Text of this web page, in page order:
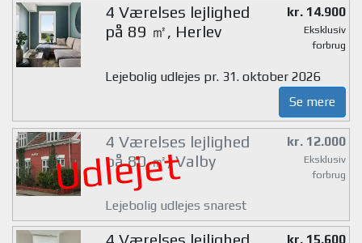
4 Værelses lejlighed
på 89 ㎡, Herlev
kr. 14.900
Eksklusiv
forbrug
Lejebolig udlejes pr. 31. oktober 2026
Se mere
Udlejet
4 Værelses lejlighed
på 80 ㎡, Valby
kr. 12.000
Eksklusiv
forbrug
Lejebolig udlejes snarest
kr. 15.600